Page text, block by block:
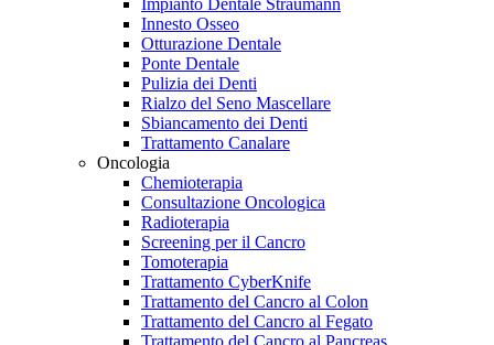
Innesto Osseo
Otturazione Dentale
Ponte Dentale
Pulizia dei Denti
Rialzo del Seno Mascellare
Sbiancamento dei Denti
Trattamento Canalare
Oncologia
Chemioterapia
Consultazione Oncologica
Radioterapia
Screening per il Cancro
Tomoterapia
Trattamento CyberKnife
Trattamento del Cancro al Colon
Trattamento del Cancro al Fegato
Trattamento del Cancro al Pancreas